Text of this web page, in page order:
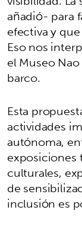
añadió- para
efectiva y
Eso nos
el Museo
barco.
Esta
actividades
autónoma,
exposiciones
culturales,
de
inclusión es